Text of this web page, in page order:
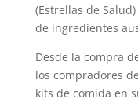
(Estrellas de
de ingredientes
Desde la compra
los compradores
kits de comida en